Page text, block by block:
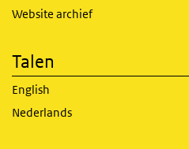
Website archief
Talen
English
Nederlands